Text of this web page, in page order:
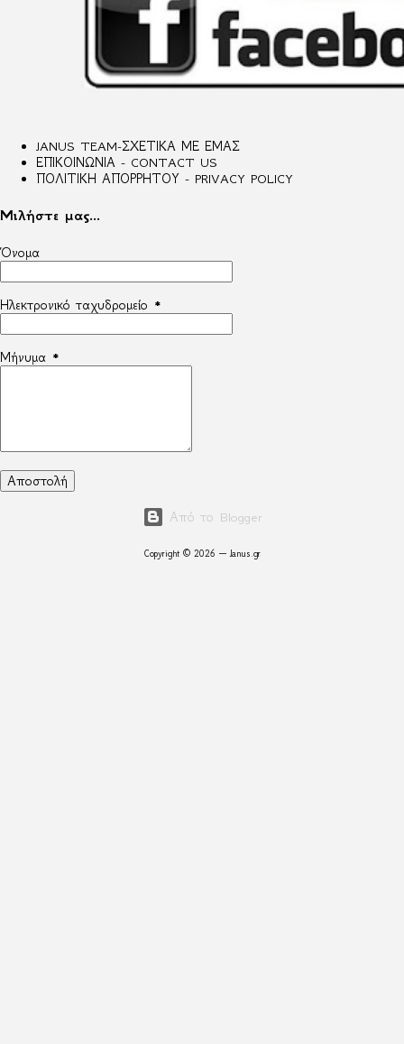
JANUS TEAM-ΣΧΕΤΙΚΑ ΜΕ ΕΜΑΣ
ΕΠΙΚΟΙΝΩΝΙΑ - CONTACT US
ΠΟΛΙΤΙΚΗ ΑΠΟΡΡΗΤΟΥ - PRIVACY POLICY
Μιλήστε μας...
Όνομα
Ηλεκτρονικό ταχυδρομείο *
Μήνυμα *
Από το Blogger
Copyright © 2026 — Janus.gr